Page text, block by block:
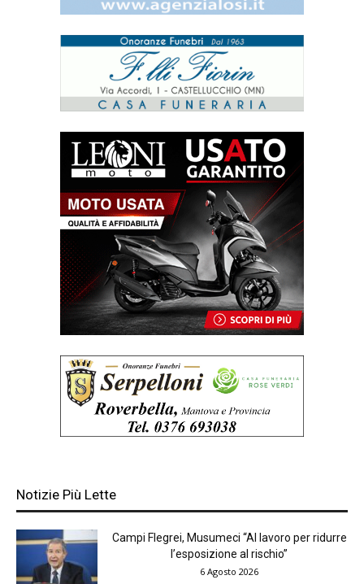
Notizie Più Lette
Campi Flegrei, Musumeci “Al lavoro per ridurre
l’esposizione al rischio”
6 Agosto 2026